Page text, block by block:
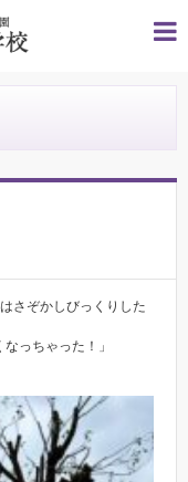
さぞかしびっくりした
っちゃった！」